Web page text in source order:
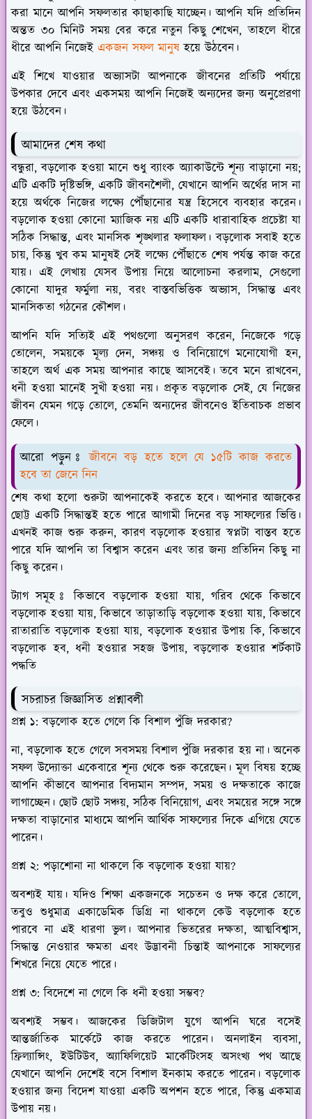
করা মানে আপনি সফলতার কাছাকাছি যাচ্ছেন। আপনি যদি প্রতিদিন
অন্তত ৩০ মিনিট সময় বের করে নতুন কিছু শেখেন, তাহলে ধীরে
ধীরে আপনি নিজেই একজন সফল মানুষ হয়ে উঠবেন।
এই শিখে যাওয়ার অভ্যাসটা আপনাকে জীবনের প্রতিটি পর্যায়ে
উপকার দেবে এবং একসময় আপনি নিজেই অন্যদের জন্য অনুপ্রেরণা
হয়ে উঠবেন।
আমাদের শেষ কথা
বন্ধুরা, বড়লোক হওয়া মানে শুধু ব্যাংক অ্যাকাউন্টে শূন্য বাড়ানো নয়;
এটি একটি দৃষ্টিভঙ্গি, একটি জীবনশৈলী, যেখানে আপনি অর্থের দাস না
হয়ে অর্থকে নিজের লক্ষ্যে পৌঁছানোর যন্ত্র হিসেবে ব্যবহার করেন।
বড়লোক হওয়া কোনো ম্যাজিক নয় এটি একটি ধারাবাহিক প্রচেষ্টা যা
সঠিক সিদ্ধান্ত, এবং মানসিক শৃঙ্খলার ফলাফল। বড়লোক সবাই হতে
চায়, কিন্তু খুব কম মানুষই সেই লক্ষ্যে পৌঁছাতে শেষ পর্যন্ত কাজ করে
যায়। এই লেখায় যেসব উপায় নিয়ে আলোচনা করলাম, সেগুলো
কোনো যাদুর ফর্মুলা নয়, বরং বাস্তবভিত্তিক অভ্যাস, সিদ্ধান্ত এবং
মানসিকতা গঠনের কৌশল।
আপনি যদি সত্যিই এই পথগুলো অনুসরণ করেন, নিজেকে গড়ে
তোলেন, সময়কে মূল্য দেন, সঞ্চয় ও বিনিয়োগে মনোযোগী হন,
তাহলে অর্থ এক সময় আপনার কাছে আসবেই। তবে মনে রাখবেন,
ধনী হওয়া মানেই সুখী হওয়া নয়। প্রকৃত বড়লোক সেই, যে নিজের
জীবন যেমন গড়ে তোলে, তেমনি অন্যদের জীবনেও ইতিবাচক প্রভাব
ফেলে।
আরো পড়ুন ঃজীবনে বড় হতে হলে যে ১৫টি কাজ করতে
হবে তা জেনে নিন
শেষ কথা হলো শুরুটা আপনাকেই করতে হবে। আপনার আজকের
ছোট্ট একটি সিদ্ধান্তই হতে পারে আগামী দিনের বড় সাফল্যের ভিত্তি।
এখনই কাজ শুরু করুন, কারণ বড়লোক হওয়ার স্বপ্নটা বাস্তব হতে
পারে যদি আপনি তা বিশ্বাস করেন এবং তার জন্য প্রতিদিন কিছু না
কিছু করেন।
ট্যাগ সমূহ ঃ কিভাবে বড়লোক হওয়া যায়, গরিব থেকে কিভাবে
বড়লোক হওয়া যায়, কিভাবে তাড়াতাড়ি বড়লোক হওয়া যায়, কিভাবে
রাতারাতি বড়লোক হওয়া যায়, বড়লোক হওয়ার উপায় কি, কিভাবে
বড়লোক হব, ধনী হওয়ার সহজ উপায়, বড়লোক হওয়ার শর্টকাট
পদ্ধতি
সচরাচর জিজ্ঞাসিত প্রশ্নাবলী
প্রশ্ন ১: বড়লোক হতে গেলে কি বিশাল পুঁজি দরকার?
না, বড়লোক হতে গেলে সবসময় বিশাল পুঁজি দরকার হয় না। অনেক
সফল উদ্যোক্তা একেবারে শূন্য থেকে শুরু করেছেন। মূল বিষয় হচ্ছে
আপনি কীভাবে আপনার বিদ্যমান সম্পদ, সময় ও দক্ষতাকে কাজে
লাগাচ্ছেন। ছোট ছোট সঞ্চয়, সঠিক বিনিয়োগ, এবং সময়ের সঙ্গে সঙ্গে
দক্ষতা বাড়ানোর মাধ্যমে আপনি আর্থিক সাফল্যের দিকে এগিয়ে যেতে
পারেন।
প্রশ্ন ২: পড়াশোনা না থাকলে কি বড়লোক হওয়া যায়?
অবশ্যই যায়। যদিও শিক্ষা একজনকে সচেতন ও দক্ষ করে তোলে,
তবুও শুধুমাত্র একাডেমিক ডিগ্রি না থাকলে কেউ বড়লোক হতে
পারবে না এই ধারণা ভুল। আপনার ভিতরের দক্ষতা, আত্মবিশ্বাস,
সিদ্ধান্ত নেওয়ার ক্ষমতা এবং উদ্ভাবনী চিন্তাই আপনাকে সাফল্যের
শিখরে নিয়ে যেতে পারে।
প্রশ্ন ৩: বিদেশে না গেলে কি ধনী হওয়া সম্ভব?
অবশ্যই সম্ভব। আজকের ডিজিটাল যুগে আপনি ঘরে বসেই
আন্তর্জাতিক মার্কেটে কাজ করতে পারেন। অনলাইন ব্যবসা,
ফ্রিল্যান্সিং, ইউটিউব, অ্যাফিলিয়েট মার্কেটিংসহ অসংখ্য পথ আছে
যেখানে আপনি দেশেই বসে বিশাল ইনকাম করতে পারেন। বড়লোক
হওয়ার জন্য বিদেশ যাওয়া একটি অপশন হতে পারে, কিন্তু একমাত্র
উপায় নয়।